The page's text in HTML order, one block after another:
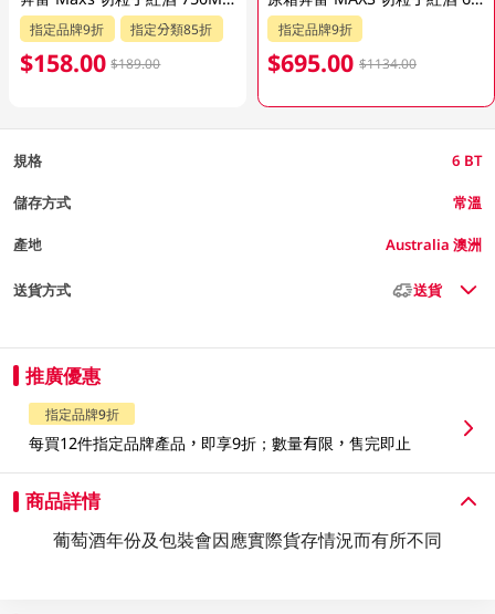
指定品牌9折 指定分類85折
$158.00 $189.00
指定品牌9折
$695.00 $1134.00
規格 6 BT
儲存方式 常溫
產地 Australia 澳洲
送貨方式 送貨
推廣優惠
指定品牌9折
每買12件指定品牌產品，即享9折；數量有限，售完即止
商品詳情
葡萄酒年份及包裝會因應實際貨存情況而有所不同